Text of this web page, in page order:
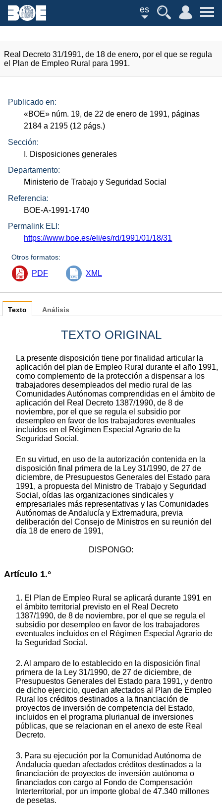
es
Real Decreto 31/1991, de 18 de enero, por el que se regula
el Plan de Empleo Rural para 1991.
Publicado en:
«BOE» núm. 19, de 22 de enero de 1991, páginas
2184 a 2195 (12 págs.)
Sección:
I. Disposiciones generales
Departamento:
Ministerio de Trabajo y Seguridad Social
Referencia:
BOE-A-1991-1740
Permalink ELI:
https://www.boe.es/eli/es/rd/1991/01/18/31
Otros formatos:
PDF XML
Texto
TEXTO ORIGINAL
La presente disposición tiene por finalidad articular la
aplicación del plan de Empleo Rural durante el año 1991,
como complemento de la protección a dispensar a los
trabajadores desempleados del medio rural de las
Comunidades Autónomas comprendidas en el ámbito de
aplicación del Real Decreto 1387/1990, de 8 de
noviembre, por el que se regula el subsidio por
desempleo en favor de los trabajadores eventuales
incluidos en el Régimen Especial Agrario de la
Seguridad Social.
En su virtud, en uso de la autorización contenida en la
disposición final primera de la Ley 31/1990, de 27 de
diciembre, de Presupuestos Generales del Estado para
1991, a propuesta del Ministro de Trabajo y Seguridad
Social, oídas las organizaciones sindicales y
empresariales más representativas y las Comunidades
Autónomas de Andalucía y Extremadura, previa
deliberación del Consejo de Ministros en su reunión del
día 18 de enero de 1991,
DISPONGO:
Artículo 1.°
1. El Plan de Empleo Rural se aplicará durante 1991 en
el ámbito territorial previsto en el Real Decreto
1387/1990, de 8 de noviembre, por el que se regula el
subsidio por desempleo en favor de los trabajadores
eventuales incluidos en el Régimen Especial Agrario de
la Seguridad Social.
2. Al amparo de lo establecido en la disposición final
primera de la Ley 31/1990, de 27 de diciembre, de
Presupuestos Generales del Estado para 1991, y dentro
de dicho ejercicio, quedan afectados al Plan de Empleo
Rural los créditos destinados a la financiación de
proyectos de inversión de competencia del Estado,
incluidos en el programa plurianual de inversiones
públicas, que se relacionan en el anexo de este Real
Decreto.
3. Para su ejecución por la Comunidad Autónoma de
Andalucía quedan afectados créditos destinados a la
financiación de proyectos de inversión autónoma o
financiados con cargo al Fondo de Compensación
Interterritorial, por un importe global de 47.340 millones
de pesetas.
Análisis